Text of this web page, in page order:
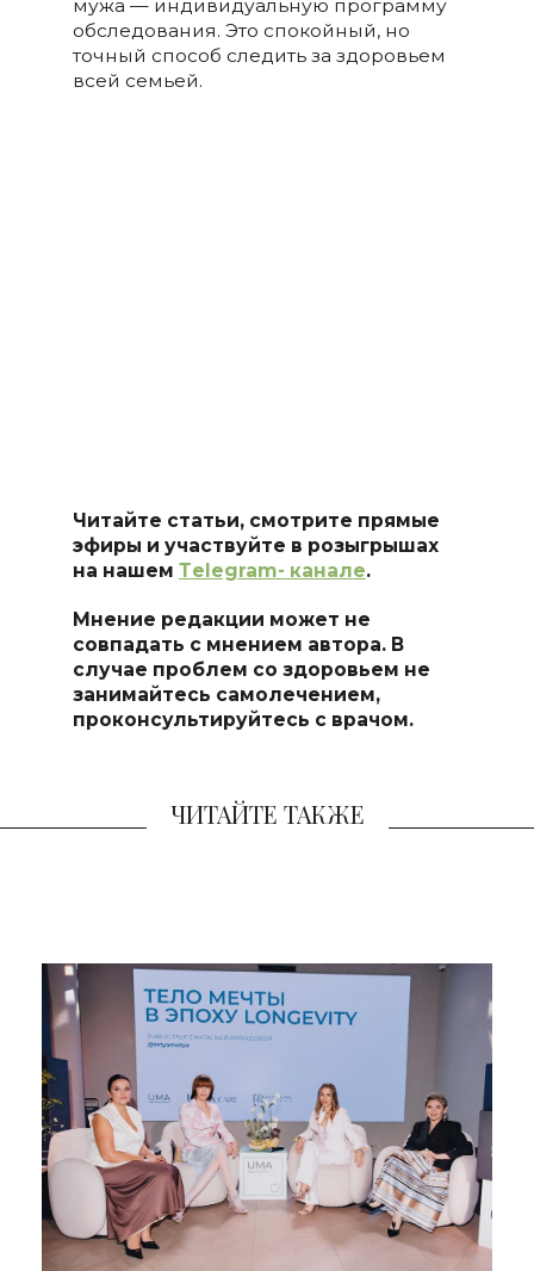
мужа — индивидуальную программу
обследования. Это спокойный, но
точный способ следить за здоровьем
всей семьей.
Читайте статьи, смотрите прямые
эфиры и участвуйте в розыгрышах
на нашем Тelegram- канале.
Мнение редакции может не
совпадать с мнением автора. В
случае проблем со здоровьем не
занимайтесь самолечением,
проконсультируйтесь с врачом.
ЧИТАЙТЕ ТАКЖЕ